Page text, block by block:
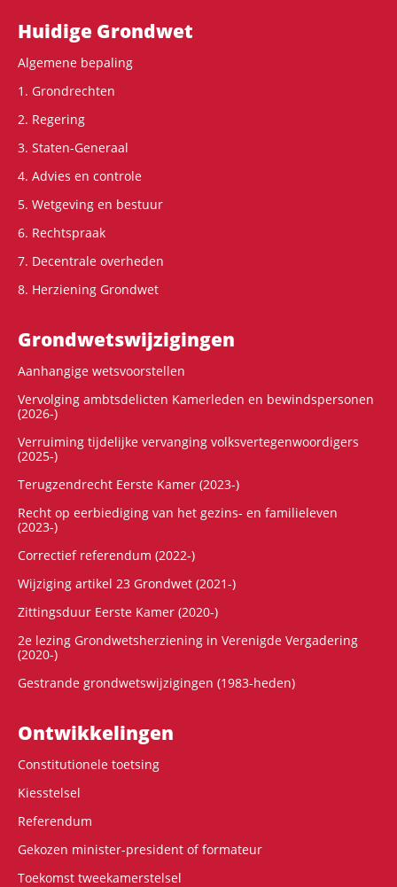
Hoofdnavigatie
Huidige Grondwet
Algemene bepaling
1. Grondrechten
2. Regering
3. Staten-Generaal
4. Advies en controle
5. Wetgeving en bestuur
6. Rechtspraak
7. Decentrale overheden
8. Herziening Grondwet
Grondwets­wijzigingen
Aanhangige wetsvoorstellen
Vervolging ambtsdelicten Kamerleden en bewindspersonen
(2026-)
Verruiming tijdelijke vervanging volksvertegenwoordigers
(2025-)
Terugzendrecht Eerste Kamer (2023-)
Recht op eerbiediging van het gezins- en familieleven
(2023-)
Correctief referendum (2022-)
Wijziging artikel 23 Grondwet (2021-)
Zittingsduur Eerste Kamer (2020-)
2e lezing Grondwetsherziening in Verenigde Vergadering
(2020-)
Gestrande grondwetswijzigingen (1983-heden)
Ontwikke­lingen
Constitutionele toetsing
Kiesstelsel
Referendum
Gekozen minister-president of formateur
Toekomst tweekamerstelsel